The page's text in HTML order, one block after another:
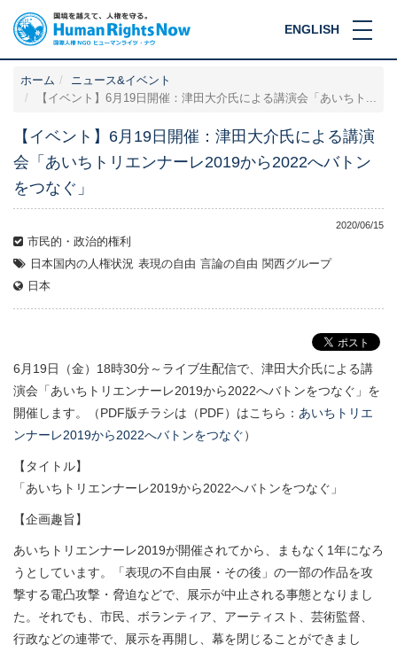
ENGLISH
ホーム
ニュース&イベント
【イベント】6月19日開催：津田大介氏による講演会「あいちト...
【イベント】6月19日開催：津田大介氏による講演
会「あいちトリエンナーレ2019から2022へバトン
をつなぐ」
2020/06/15
市民的・政治的権利
日本国内の人権状況 表現の自由 言論の自由 関西グループ
日本
6月19日（金）18時30分～ライブ生配信で、津田大介氏による講
演会「あいちトリエンナーレ2019から2022へバトンをつなぐ」を
開催します。（PDF版チラシは（PDF）はこちら： あいちトリエ
ンナーレ2019から2022へバトンをつなぐ）
【タイトル】
「あいちトリエンナーレ2019から2022へバトンをつなぐ」
【企画趣旨】
あいちトリエンナーレ2019が開催されてから、まもなく 1年になろ
うとしています。「表現の不自由展・その後」 の一部の作品を攻
撃する電凸攻撃・脅迫などで、
展示が中止される事態となりまし
た。それでも、市民、 ボランティア、アーティスト、芸術監督、
行政などの連帯で、
展示を再開し、幕を閉じることができまし